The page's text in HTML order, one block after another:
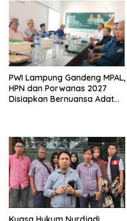
PWI Lampung Gandeng MPAL,
HPN dan Porwanas 2027
Disiapkan Bernuansa Adat